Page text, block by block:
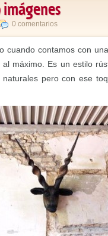
imágenes
0 comentarios
cuando contamos con
máximo. Es un estilo
pero con ese